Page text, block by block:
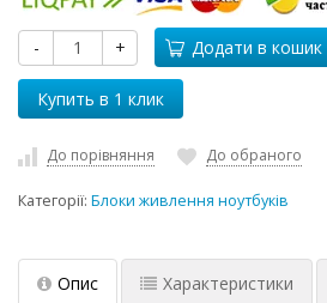
- + Додати в кошик
До порівняння До обраного
Категорії: Блоки живлення ноутбуків
Опис Характеристики